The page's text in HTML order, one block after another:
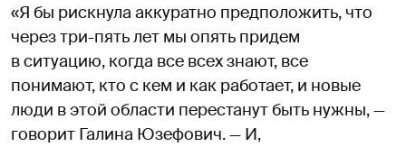
«Я бы рискнула аккуратно предположить, что
через три-пять лет мы опять придем
в ситуацию, когда все всех знают, все
понимают, кто с кем и как работает, и новые
люди в этой области перестанут быть нужны, —
говорит Галина Юзефович. — И,